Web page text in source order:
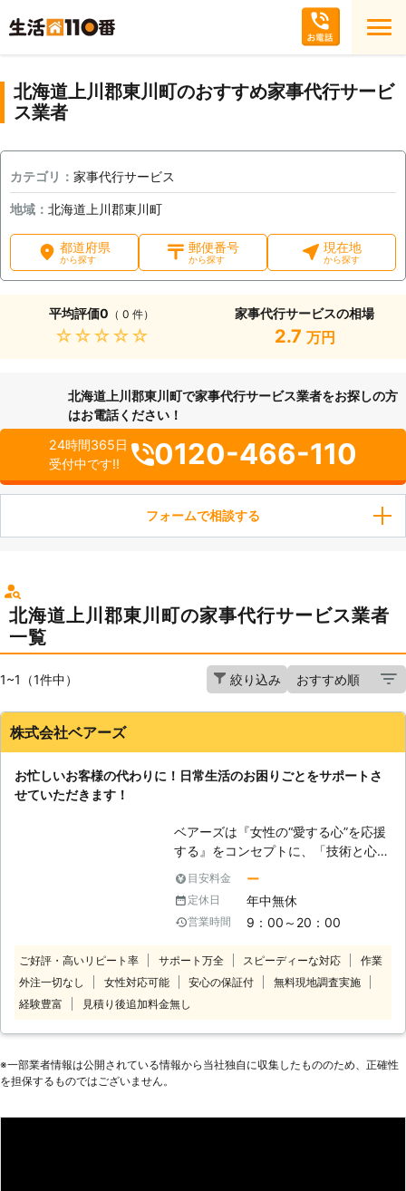
北海道上川郡東川町のおすすめ家事代行サービ
ス業者
カテゴリ： 家事代行サービス
地域： 北海道上川郡東川町
都道府県
から探す
郵便番号
から探す
現在地
から探す
平均評価0 （ 0 件）
★★★★★
家事代行サービスの相場
2.7 万円
北海道上川郡東川町で家事代行サービス業者をお探しの方
はお電話ください！
24時間365日
受付中です!!
0120-466-110
フォームで相談する
北海道上川郡東川町の家事代行サービス業者
一覧
1~1（1件中） 絞り込み
株式会社ベアーズ
お忙しいお客様の代わりに！日常生活のお困りごとをサポートさ
せていただきます！
ベアーズは『女性の“愛する心”を応援
する』をコンセプトに、「技術と心の
向上に対する教育の徹底」と「感謝と
笑顔」という2つの“こだわり”を企業
理念に掲げ、常に“お客様感動度
120%”を目指しております。 家事代行
ーとして、以下をお約束いたします。
【安全】～登録スタッフ5200人～ ベ
アーズレディは全員直接雇用。 業界
せすることなく細やかで真心を込めた
サービスをご提供します。 【品質】
ンドから実技に至るまで、7つのオリ
目安料金 ー
定休日 年中無休
営業時間 9：00～20：00
ご好評・高いリピート率 サポート万全 スピーディーな対応
作業
外注一切なし
女性対応可能 安心の保証付
無料現地調査実施
経験豊富
見積り後追加料金無し
※⼀部業者情報は公開されている情報から当社独⾃に収集したもののため、正確性
を担保するものではございません。